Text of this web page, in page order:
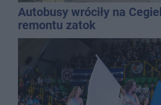
Autobusy wróciły na
remontu zatok